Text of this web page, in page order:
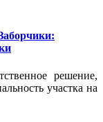
решение,
участка на